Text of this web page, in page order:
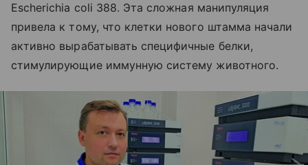
Escherichia coli 388. Эта сложная манипуляция
привела к тому, что клетки нового штамма начали
активно вырабатывать специфичные белки,
стимулирующие иммунную систему животного.